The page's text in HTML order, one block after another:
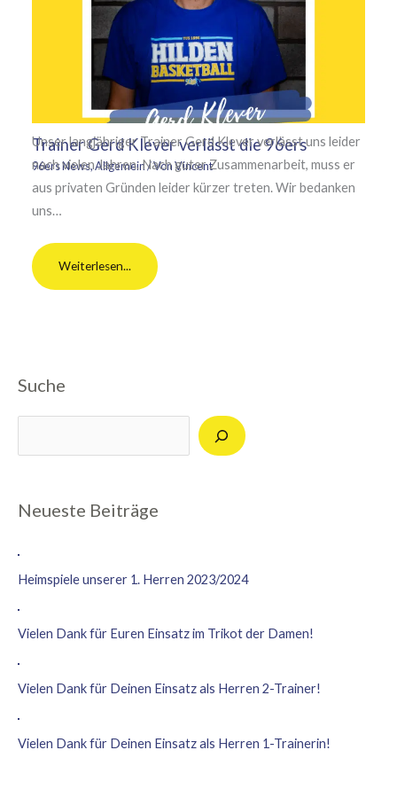
Trainer Gerd Klever verlässt die 96ers
96ers News,Allgemein/ VonVincent
Unser langjähriger Trainer Gerd Klever verlässt uns leider
nach vielen Jahren. Nach guter Zusammenarbeit, muss er
aus privaten Gründen leider kürzer treten. Wir bedanken
uns…
Weiterlesen...
Suche
Neueste Beiträge
Heimspiele unserer 1. Herren 2023/2024
Vielen Dank für Euren Einsatz im Trikot der Damen!
Vielen Dank für Deinen Einsatz als Herren 2-Trainer!
Vielen Dank für Deinen Einsatz als Herren 1-Trainerin!